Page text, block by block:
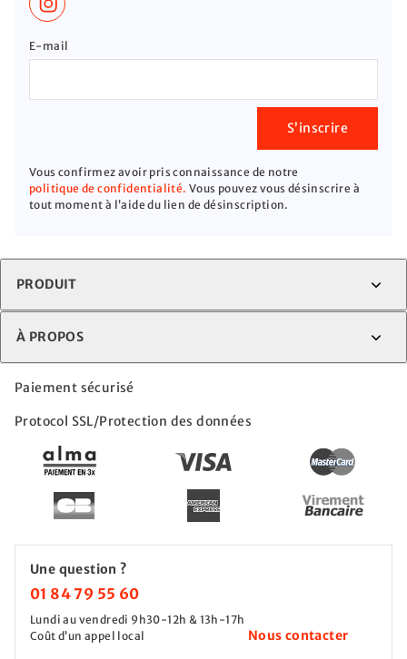
If you
are a
ignore
E-mail
S’inscrire
Vous confirmez avoir pris connaissance de notre
politique de confidentialité. Vous pouvez vous désinscrire à
tout moment à l’aide du lien de désinscription.
PRODUIT
À PROPOS
Paiement sécurisé
Protocol SSL/Protection des données
Une question ?
01 84 79 55 60
Lundi au vendredi 9h30-12h & 13h-17h
Coût d’un appel local
Nous contacter